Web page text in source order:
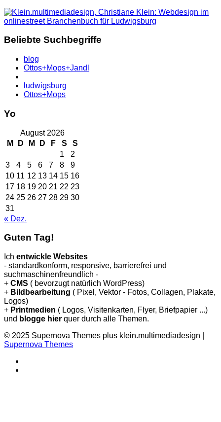
Beliebte Suchbegriffe
blog
Ottos+Mops+Jandl
ludwigsburg
Ottos+Mops
Yo
August 2026
M
D M D F S
S
1
2
3
4 5 6 7 8
9
10 11 12 13 14 15 16
17 18 19 20 21 22 23
24 25 26 27 28 29 30
31
« Dez.
Guten Tag!
Ich entwickle Websites
- standardkonform, responsive, barrierefrei und
suchmaschinenfreundlich -
+ CMS ( bevorzugt natürlich WordPress)
+ Bildbearbeitung ( Pixel, Vektor - Fotos, Collagen, Plakate,
Logos)
+ Printmedien ( Logos, Visitenkarten, Flyer, Briefpapier ...)
und blogge hier quer durch alle Themen.
© 2025 Supernova Themes plus klein.multimediadesign
Supernova Themes